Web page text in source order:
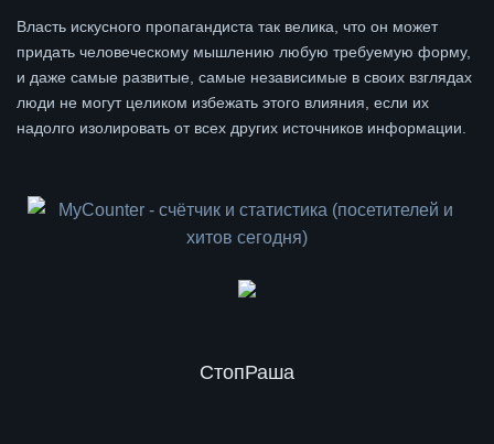
Власть искусного пропагандиста так велика, что он может
придать человеческому мышлению любую требуемую форму,
и даже самые развитые, самые независимые в своих взглядах
люди не могут целиком избежать этого влияния, если их
надолго изолировать от всех других источников информации.
СтопРаша